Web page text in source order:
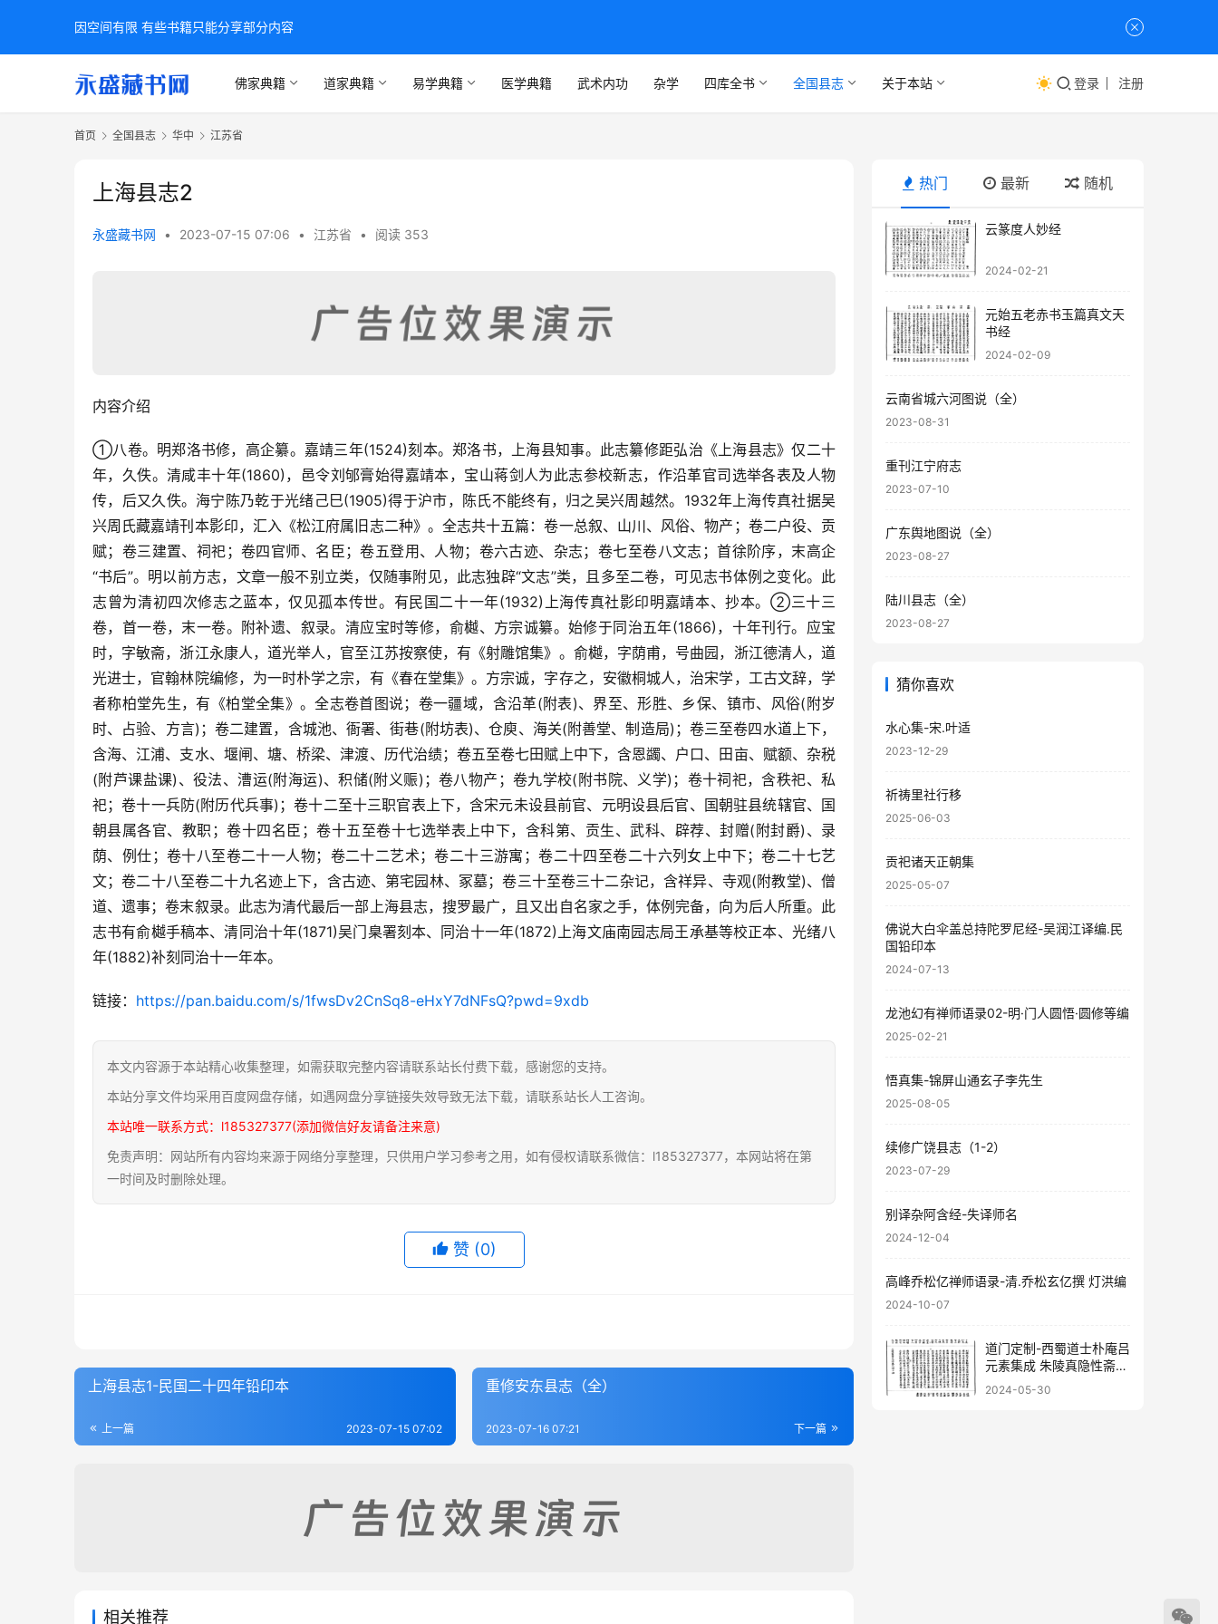
佛家典籍 道家典籍 易学典籍 医学典籍 武术内功 杂学 四库全书 全国县志 关于本站 登录 注册
首页 全国县志 华中 江苏省
上海县志2
永盛藏书网 • 2023-07-15 07:06 • 江苏省 • 阅读 353
内容介绍
①八卷。明郑洛书修，高企纂。嘉靖三年(1524)刻本。郑洛书，上海县知事。此志纂修距弘治《上海县志》仅二十
年，久佚。清咸丰十年(1860)，邑令刘邭膏始得嘉靖本，宝山蒋剑人为此志参校新志，作沿革官司选举各表及人物
传，后又久佚。海宁陈乃乾于光绪己巳(1905)得于沪市，陈氏不能终有，归之吴兴周越然。1932年上海传真社据吴
兴周氏藏嘉靖刊本影印，汇入《松江府属旧志二种》。全志共十五篇：卷一总叙、山川、风俗、物产；卷二户役、贡
赋；卷三建置、祠祀；卷四官师、名臣；卷五登用、人物；卷六古迹、杂志；卷七至卷八文志；首徐阶序，末高企
“书后”。明以前方志，文章一般不别立类，仅随事附见，此志独辟“文志”类，且多至二卷，可见志书体例之变化。此
志曾为清初四次修志之蓝本，仅见孤本传世。有民国二十一年(1932)上海传真社影印明嘉靖本、抄本。②三十三
卷，首一卷，末一卷。附补遗、叙录。清应宝时等修，俞樾、方宗诚纂。始修于同治五年(1866)，十年刊行。应宝
时，字敏斋，浙江永康人，道光举人，官至江苏按察使，有《射雕馆集》。俞樾，字荫甫，号曲园，浙江德清人，道
光进士，官翰林院编修，为一时朴学之宗，有《春在堂集》。方宗诚，字存之，安徽桐城人，治宋学，工古文辞，学
者称柏堂先生，有《柏堂全集》。全志卷首图说；卷一疆域，含沿革(附表)、界至、形胜、乡保、镇市、风俗(附岁
时、占验、方言)；卷二建置，含城池、衙署、街巷(附坊表)、仓庾、海关(附善堂、制造局)；卷三至卷四水道上下，
含海、江浦、支水、堰闸、塘、桥梁、津渡、历代治绩；卷五至卷七田赋上中下，含恩蠲、户口、田亩、赋额、杂税
(附芦课盐课)、役法、漕运(附海运)、积储(附义赈)；卷八物产；卷九学校(附书院、义学)；卷十祠祀，含秩祀、私
祀；卷十一兵防(附历代兵事)；卷十二至十三职官表上下，含宋元未设县前官、元明设县后官、国朝驻县统辖官、国
朝县属各官、教职；卷十四名臣；卷十五至卷十七选举表上中下，含科第、贡生、武科、辟荐、封赠(附封爵)、录
荫、例仕；卷十八至卷二十一人物；卷二十二艺术；卷二十三游寓；卷二十四至卷二十六列女上中下；卷二十七艺
文；卷二十八至卷二十九名迹上下，含古迹、第宅园林、冢墓；卷三十至卷三十二杂记，含祥异、寺观(附教堂)、僧
道、遗事；卷末叙录。此志为清代最后一部上海县志，搜罗最广，且又出自名家之手，体例完备，向为后人所重。此
志书有俞樾手稿本、清同治十年(1871)吴门臬署刻本、同治十一年(1872)上海文庙南园志局王承基等校正本、光绪八
年(1882)补刻同治十一年本。
链接： https://pan.baidu.com/s/1fwsDv2CnSq8-eHxY7dNFsQ?pwd=9xdb
本文内容源于本站精心收集整理，如需获取完整内容请联系站长付费下载，感谢您的支持。
本站分享文件均采用百度网盘存储，如遇网盘分享链接失效导致无法下载，请联系站长人工咨询。
本站唯一联系方式：l185327377(添加微信好友请备注来意)
免责声明：网站所有内容均来源于网络分享整理，只供用户学习参考之用，如有侵权请联系微信：l185327377，本网站将在第
一时间及时删除处理。
赞 (0)
上海县志1-民国二十四年铅印本
上一篇 2023-07-15 07:02
重修安东县志（全）
下一篇
2023-07-16 07:21
相关推荐
热门 最新 随机
云篆度人妙经
2024-02-21
元始五老赤书玉篇真文天
书经
2024-02-09
云南省城六河图说（全）
2023-08-31
重刊江宁府志
2023-07-10
广东舆地图说（全）
2023-08-27
陆川县志（全）
2023-08-27
猜你喜欢
水心集-宋.叶适
2023-12-29
祈祷里社行移
2025-06-03
贡祀诸天正朝集
2025-05-07
佛说大白伞盖总持陀罗尼经-吴润江译编.民
国铅印本
2024-07-13
龙池幻有禅师语录02-明·门人圆悟·圆修等编
2025-02-21
悟真集-锦屏山通玄子李先生
2025-08-05
续修广饶县志（1-2）
2023-07-29
别译杂阿含经-失译师名
2024-12-04
高峰乔松亿禅师语录-清.乔松玄亿撰 灯洪编
2024-10-07
道门定制-西蜀道士朴庵吕
元素集成 朱陵真隐性斋胡
湘龙编校
2024-05-30
因空间有限 有些书籍只能分享部分内容